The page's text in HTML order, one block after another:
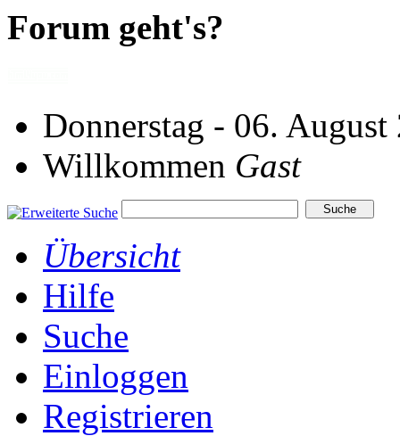
Forum geht's?
Donnerstag - 06.
Willkommen Gast
Übersicht
Hilfe
Suche
Einloggen
Registrieren